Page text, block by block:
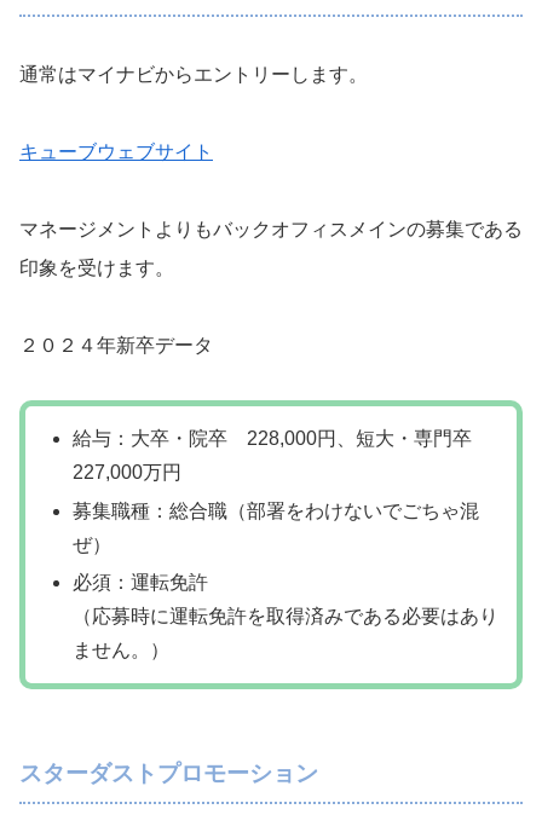
通常はマイナビからエントリーします。
キューブウェブサイト
マネージメントよりもバックオフィスメインの募集である
印象を受けます。
２０２４年新卒データ
給与：大卒・院卒 228,000円、短大・専門卒
227,000万円
募集職種：総合職（部署をわけないでごちゃ混
ぜ）
必須：運転免許
（応募時に運転免許を取得済みである必要はあり
ません。）
スターダストプロモーション